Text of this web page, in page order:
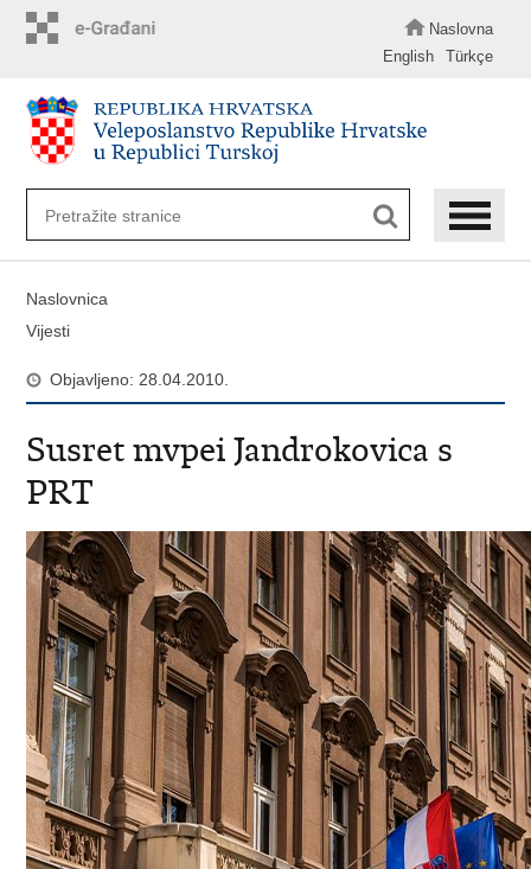
Naslovna
English
Türkçe
Naslovnica
Vijesti
Objavljeno: 28.04.2010.
Susret mvpei Jandrokovica s
PRT